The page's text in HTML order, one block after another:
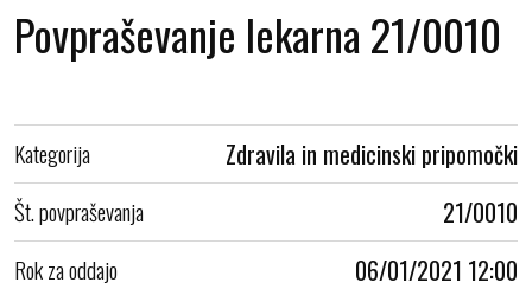
Povpraševanje lekarna 21/0010
Kategorija Zdravila in medicinski pripomočki
Št. povpraševanja 21/0010
Rok za oddajo 06/01/2021 12:00